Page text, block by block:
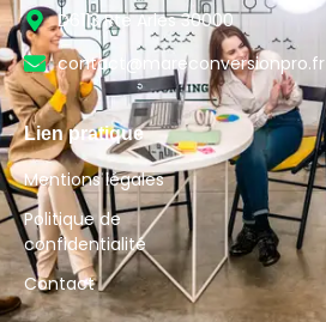
D6113 Rte Arles 30000
contact@mareconversionpro.fr
Lien pratique
Mentions légales
Politique de
confidentialité
Contact